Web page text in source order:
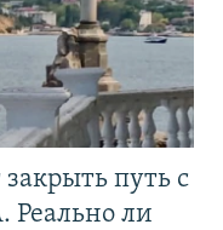
путь с
Реально ли